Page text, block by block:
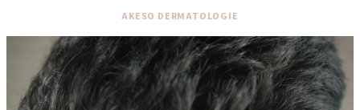
AKESO DERMATOLOGIE